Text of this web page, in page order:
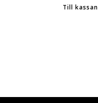
Till kassan